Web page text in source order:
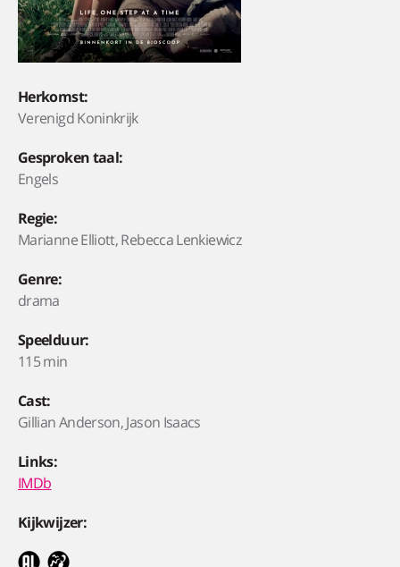
Herkomst:
Verenigd Koninkrijk
Gesproken taal:
Engels
Regie:
Marianne Elliott, Rebecca Lenkiewicz
Genre:
drama
Speelduur:
115 min
Cast:
Gillian Anderson, Jason Isaacs
Links:
IMDb
Kijkwijzer: